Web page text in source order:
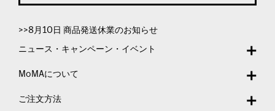
>>8月10日 商品発送休業のお知らせ
ニュース・キャンペーン・イベント
MoMAについて
ご注文方法